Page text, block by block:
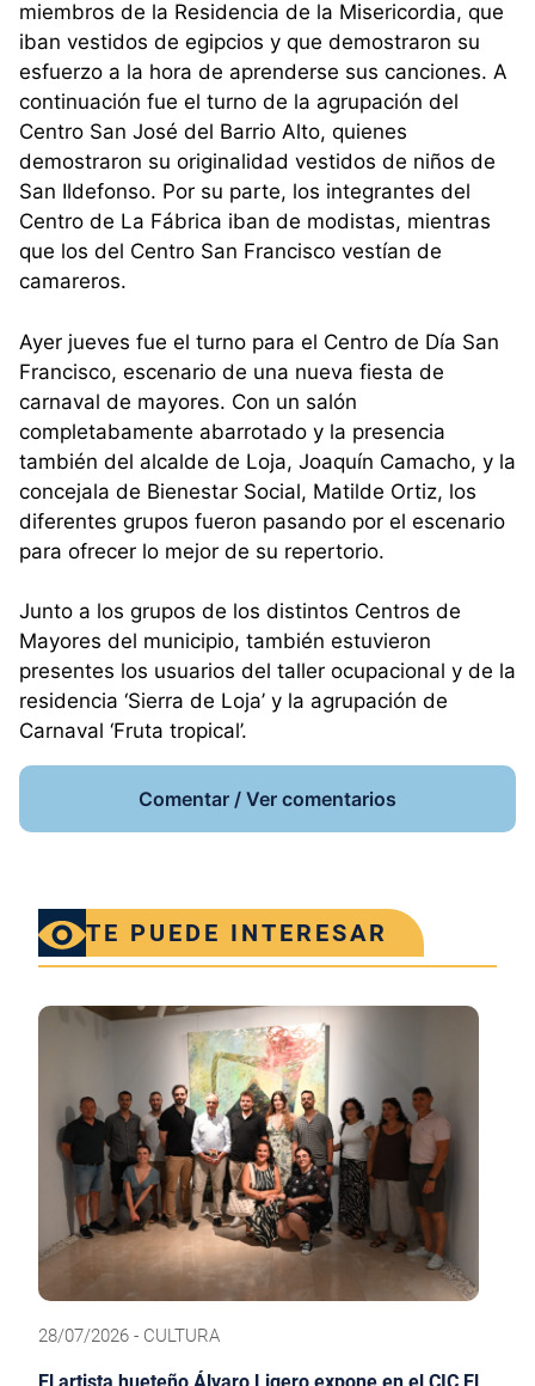
miembros de la Residencia de la Misericordia, que
iban vestidos de egipcios y que demostraron su
esfuerzo a la hora de aprenderse sus canciones. A
continuación fue el turno de la agrupación del
Centro San José del Barrio Alto, quienes
demostraron su originalidad vestidos de niños de
San Ildefonso. Por su parte, los integrantes del
Centro de La Fábrica iban de modistas, mientras
que los del Centro San Francisco vestían de
camareros.
Ayer jueves fue el turno para el Centro de Día San
Francisco, escenario de una nueva fiesta de
carnaval de mayores. Con un salón
completabamente abarrotado y la presencia
también del alcalde de Loja, Joaquín Camacho, y la
concejala de Bienestar Social, Matilde Ortiz, los
diferentes grupos fueron pasando por el escenario
para ofrecer lo mejor de su repertorio.
Junto a los grupos de los distintos Centros de
Mayores del municipio, también estuvieron
presentes los usuarios del taller ocupacional y de la
residencia ‘Sierra de Loja’ y la agrupación de
Carnaval ‘Fruta tropical’.
Comentar / Ver comentarios
TE PUEDE INTERESAR
28/07/2026 - CULTURA
El artista hueteño Álvaro Ligero expone en el CIC El